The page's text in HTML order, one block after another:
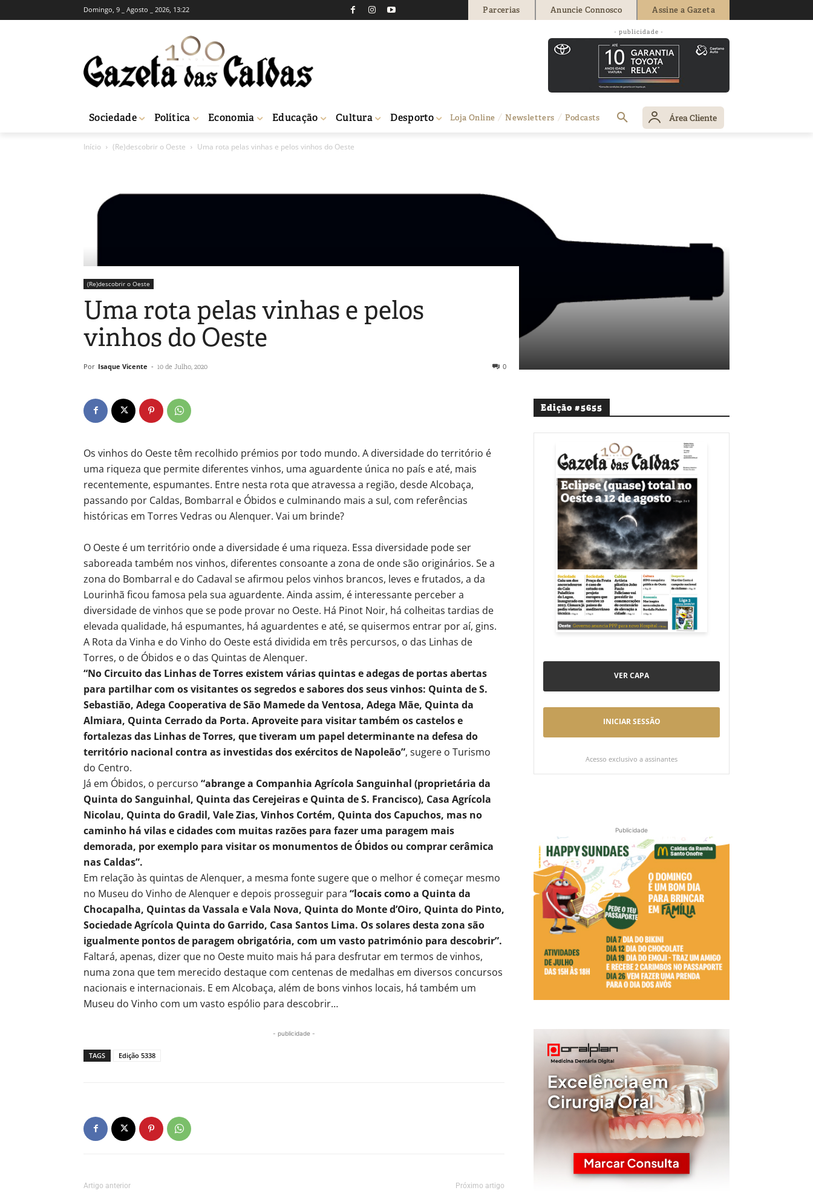
Domingo, 9 _ Agosto _ 2026, 13:22 Parcerias Anuncie Connosco Assine a Gazeta
- publicidade -
Sociedade Política Economia Educação Cultura Desporto Loja Online Newsletters Podcasts Área Cliente
Início (Re)descobrir o Oeste Uma rota pelas vinhas e pelos vinhos do Oeste
(Re)descobrir o Oeste
Uma rota pelas vinhas e pelos
vinhos do Oeste
Por Isaque Vicente - 10 de Julho, 2020 0
Os vinhos do Oeste têm recolhido prémios por todo mundo. A diversidade do território é
uma riqueza que permite diferentes vinhos, uma aguardente única no país e até, mais
recentemente, espumantes. Entre nesta rota que atravessa a região, desde Alcobaça,
passando por Caldas, Bombarral e Óbidos e culminando mais a sul, com referências
históricas em Torres Vedras ou Alenquer. Vai um brinde?
O Oeste é um território onde a diversidade é uma riqueza. Essa diversidade pode ser
saboreada também nos vinhos, diferentes consoante a zona de onde são originários. Se a
zona do Bombarral e do Cadaval se afirmou pelos vinhos brancos, leves e frutados, a da
Lourinhã ficou famosa pela sua aguardente. Ainda assim, é interessante perceber a
diversidade de vinhos que se pode provar no Oeste. Há Pinot Noir, há colheitas tardias de
elevada qualidade, há espumantes, há aguardentes e até, se quisermos entrar por aí, gins.
A Rota da Vinha e do Vinho do Oeste está dividida em três percursos, o das Linhas de
Torres, o de Óbidos e o das Quintas de Alenquer.
“No Circuito das Linhas de Torres existem várias quintas e adegas de portas abertas
para partilhar com os visitantes os segredos e sabores dos seus vinhos: Quinta de S.
Sebastião, Adega Cooperativa de São Mamede da Ventosa, Adega Mãe, Quinta da
Almiara, Quinta Cerrado da Porta. Aproveite para visitar também os castelos e
fortalezas das Linhas de Torres, que tiveram um papel determinante na defesa do
território nacional contra as investidas dos exércitos de Napoleão”, sugere o Turismo
do Centro.
Já em Óbidos, o percurso “abrange a Companhia Agrícola Sanguinhal (proprietária da
Quinta do Sanguinhal, Quinta das Cerejeiras e Quinta de S. Francisco), Casa Agrícola
Nicolau, Quinta do Gradil, Vale Zias, Vinhos Cortém, Quinta dos Capuchos, mas no
caminho há vilas e cidades com muitas razões para fazer uma paragem mais
demorada, por exemplo para visitar os monumentos de Óbidos ou comprar cerâmica
nas Caldas”.
Em relação às quintas de Alenquer, a mesma fonte sugere que o melhor é começar mesmo
no Museu do Vinho de Alenquer e depois prosseguir para “locais como a Quinta da
Chocapalha, Quintas da Vassala e Vala Nova, Quinta do Monte d’Oiro, Quinta do Pinto,
Sociedade Agrícola Quinta do Garrido, Casa Santos Lima. Os solares desta zona são
igualmente pontos de paragem obrigatória, com um vasto património para descobrir”.
Faltará, apenas, dizer que no Oeste muito mais há para desfrutar em termos de vinhos,
numa zona que tem merecido destaque com centenas de medalhas em diversos concursos
nacionais e internacionais. E em Alcobaça, além de bons vinhos locais, há também um
Museu do Vinho com um vasto espólio para descobrir…
- publicidade -
TAGS Edição 5338
Artigo anterior Próximo artigo
Edição #5655
VER CAPA
INICIAR SESSÃO
Acesso exclusivo a assinantes
Publicidade